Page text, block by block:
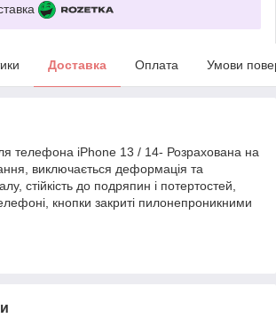
Доставка Оплата Умови
телефона iPhone 13 / 14- Розрахована на
виключається деформацiя та
стійкість до подряпин і потертостей,
кнопки закриті пилонепроникними